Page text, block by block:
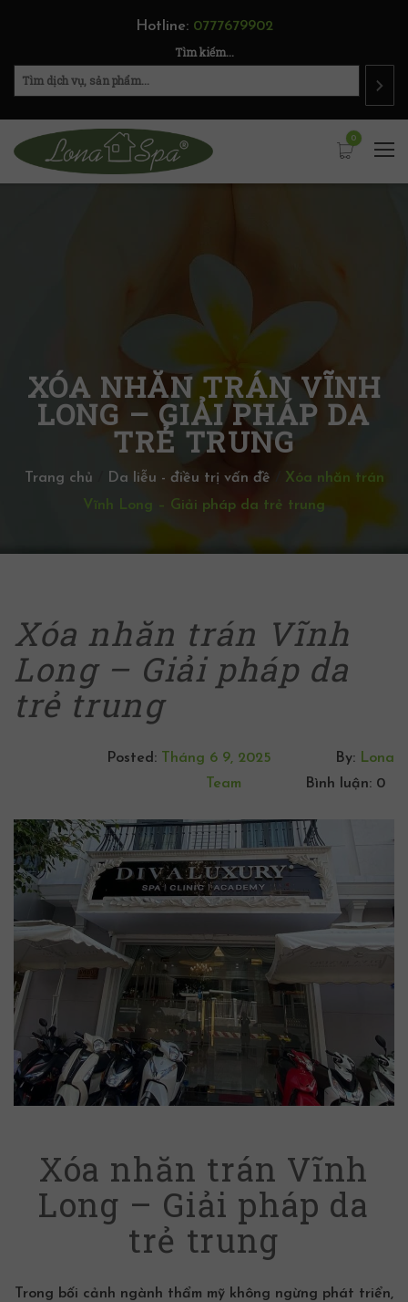
Hotline: 0777679902
Tìm kiếm...
0
XÓA NHĂN TRÁN VĨNH
LONG – GIẢI PHÁP DA
TRẺ TRUNG
Trang chủ Da liễu - điều trị vấn đề
Xóa nhăn trán
Vĩnh Long – Giải pháp da trẻ trung
Xóa nhăn trán Vĩnh
Long – Giải pháp da
trẻ trung
Posted: Tháng 6 9, 2025 By: Lona
Team
Bình luận: 0
Xóa nhăn trán Vĩnh
Long – Giải pháp da
trẻ trung
Trong bối cảnh ngành thẩm mỹ không ngừng phát triển,